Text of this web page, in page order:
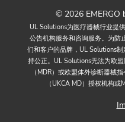
© 2026 EMERGO
UL Solutions为医疗器械行业提
公告机构服务和咨询服务。为防
们和客户的品牌，UL Solutions
持公正。UL Solutions无法为欧
（MDR）或欧盟体外诊断器械
（UKCA MD）授权机构或